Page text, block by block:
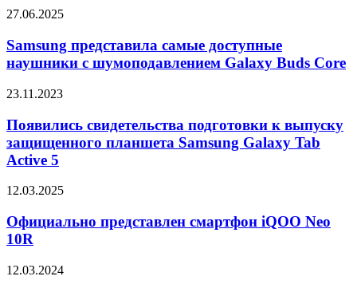
Samsung
самые
доступные
наушники
шумоподавлением
Buds
Core
27.06.2025
Samsung представила самые доступные
наушники с шумоподавлением Galaxy Buds Core
Появились
подготовки
к
выпуску
защищенного
Samsung
Tab
Active
23.11.2023
Появились свидетельства подготовки к выпуску
защищенного планшета Samsung Galaxy Tab
Active 5
Официально
смартфон
iQOO
Neo
12.03.2025
Официально представлен смартфон iQOO Neo
10R
Представлены
12.03.2024